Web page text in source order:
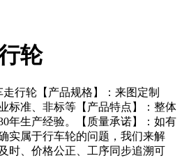
轮
走行轮【产品规格】：来图定制
标准、非标等【产品特点】：整体
年生产经验。【质量承诺】：如有
实属于行车轮的问题，我们来解
时、价格公正、工序同步追溯可